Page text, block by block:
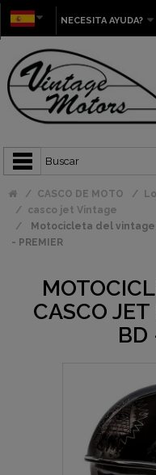
NECESITA AYUDA?
CASCO DE MOTO
casco jet Vintage
Motocicleta del vintage
- PREMIER
CASCO JET
BD